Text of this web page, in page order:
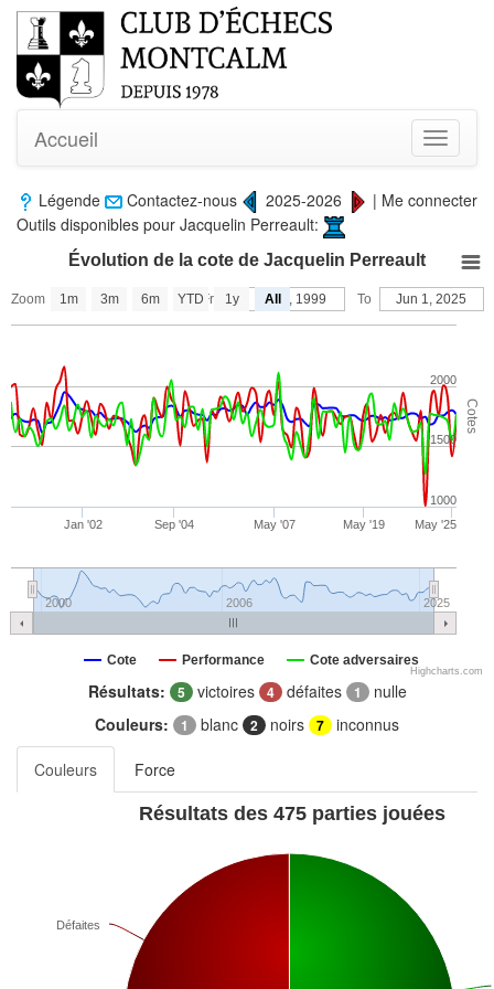
Toggle
Accueil
Légende Contactez-nous 2025-2026 | Me connecter
Outils disponibles pour Jacquelin Perreault:
Zoom From Oct 9, 1999 To Jun 1, 2025
Cotes
Évolution de la cote de Jacquelin Perreault
Cote Performance Cote adversaires
May '19 May '25
Jan '02 Sep '04 May '07
2000 2006 2025
1000
1500
2000
1m 3m 6m YTD 1y All
Highcharts.com
Résultats: 5 victoires 4 défaites 1 nulle
Couleurs:
1 blanc 2 noirs 7 inconnus
Couleurs
Force
Résultats des 475 parties jouées
Défaites